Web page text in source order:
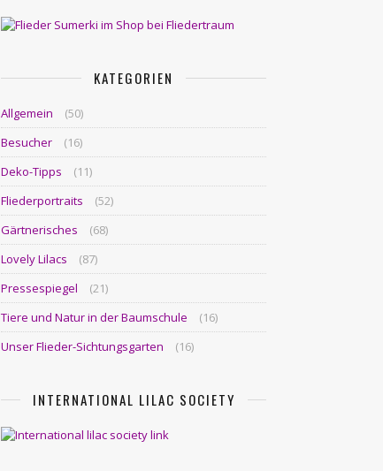
KATEGORIEN
Allgemein
(50)
Besucher
(16)
Deko-Tipps
(11)
Fliederportraits
(52)
Gärtnerisches
(68)
Lovely Lilacs
(87)
Pressespiegel
(21)
Tiere und Natur in der Baumschule
(16)
Unser Flieder-Sichtungsgarten
(16)
INTERNATIONAL LILAC SOCIETY